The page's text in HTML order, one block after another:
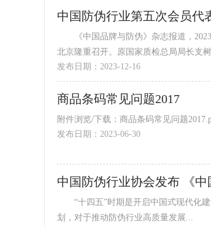
中国防伪行业第五次会员代
《中国品牌与防伪》杂志报道，2023
北京隆重召开。原国家质检总局局长支
发布日期：2023-12-16
商品条码常见问题2017
发布日期：2023-06-30
中国防伪行业协会发布 《中
“十四五”时期是开启中国式现代化建
划，对于推动防伪行业高质量发展...